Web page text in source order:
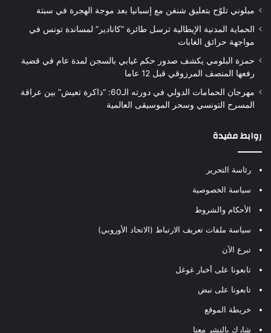
ميلوني تلوّح بتعليق شنغن مع إسبانيا بعد موجة الهجرة في سبتة
الحماية المدنية الإيطالية ترسل طائرة “كانادير” لمساندة تونس في
مواجهة حرائق الغابات
حمزة البلومي يكشف صدور حكم غيابي بالسجن لمدة عام في قضية
رفعها المنصف المرزوقي قبل 12 عاما
مهرجان الحمامات الدولي في دورته الـ60: “ذاكرة تعيش” بين عراقة
المسرح التونسي وسحر الموسيقى العالمية
روابط مفيدة
رئاسة التحرير
سياسة الخصوصية
الأحكام والشروط
سياسة ملفات تعريف الارتباط (الاتحاد الأوروبي)
تبرع الآن
تابعونا على أخبار غوغل
تابعونا على نبض
خريطة الموقع
شارك بالنشر معنا